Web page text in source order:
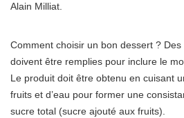
Alain Milliat.
Comment choisir un bon dessert ?
doivent être remplies pour inclure le
Le produit doit être obtenu en cuisant
fruits et d’eau pour former une
sucre total (sucre ajouté aux fruits).